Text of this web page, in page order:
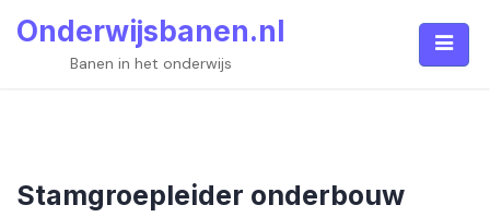
Onderwijsbanen.nl
Banen in het onderwijs
Stamgroepleider onderbouw